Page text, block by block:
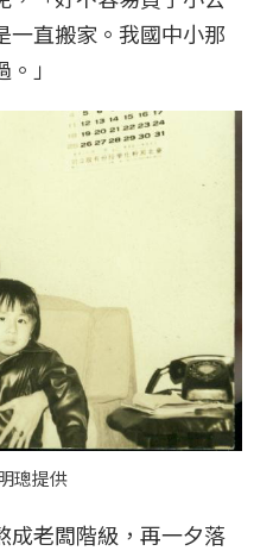
一直搬家。我國中小那
」
璁提供
成老闆階級，再一夕落